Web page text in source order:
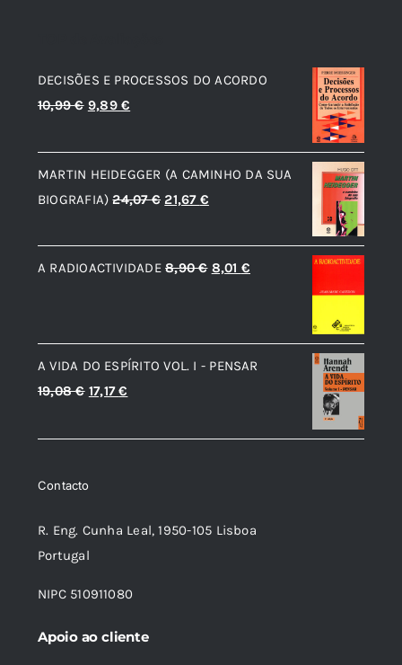
DECISÕES E PROCESSOS DO ACORDO
10,99€ O
original
era:
10,99 €.
9,89 €
atual
é:
9,89 €.
MARTIN HEIDEGGER (A CAMINHO DA SUA
BIOGRAFIA) 24,07€ O
original
era:
21,67 €O
atual
é:
A RADIOACTIVIDADE 8,90€ O
era:
8,90 €.
8,01 €
é:
8,01 €.
A VIDA DO ESPÍRITO VOL. I - PENSAR
19,08€ O
original
19,08 €.
17,17€
atual
Contacto
R. Eng. Cunha Leal, 1950-105 Lisboa
Portugal
NIPC 510911080
Apoio ao cliente